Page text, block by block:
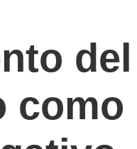
del
como